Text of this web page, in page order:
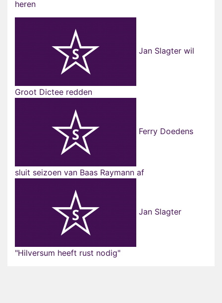
heren
Jan Slagter wil
Groot Dictee redden
Ferry Doedens
sluit seizoen van Baas Raymann af
Jan Slagter
"Hilversum heeft rust nodig"